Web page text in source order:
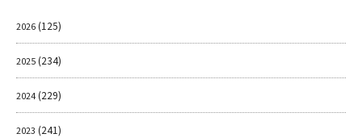
2026(125)
2025(234)
2024(229)
2023 (241)